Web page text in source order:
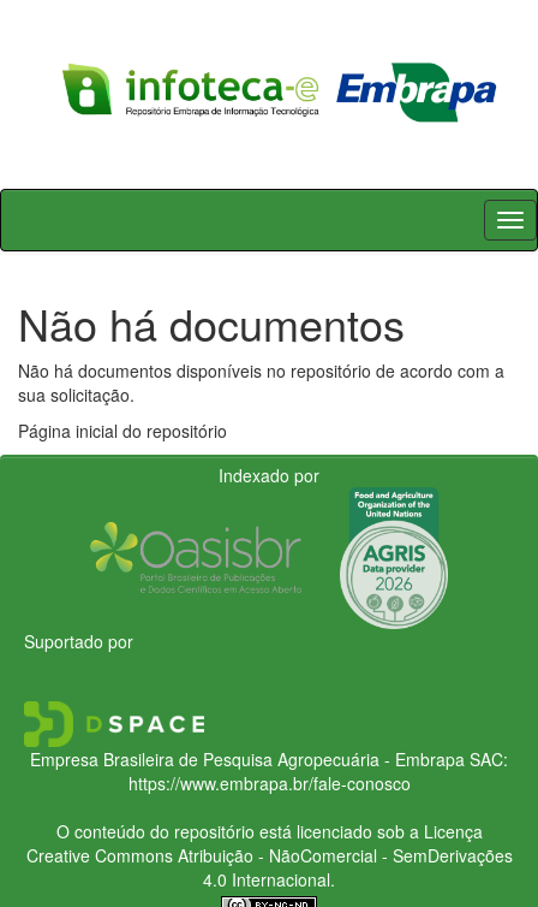
Skip
Não há documentos
Não há documentos disponíveis no repositório de acordo com a
sua solicitação.
Página inicial do repositório
Indexado por
Suportado por
Empresa Brasileira de Pesquisa Agropecuária - Embrapa SAC:
https://www.embrapa.br/fale-conosco
O conteúdo do repositório está licenciado sob a Licença
Creative CommonsAtribuição - NãoComercial - SemDerivações
4.0 Internacional.